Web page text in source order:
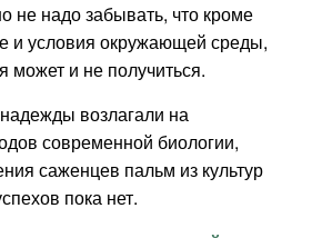
не надо забывать, что кроме
и условия окружающей среды,
может и не получиться.
возлагали на
современной биологии,
саженцев пальм из культур
пока нет.